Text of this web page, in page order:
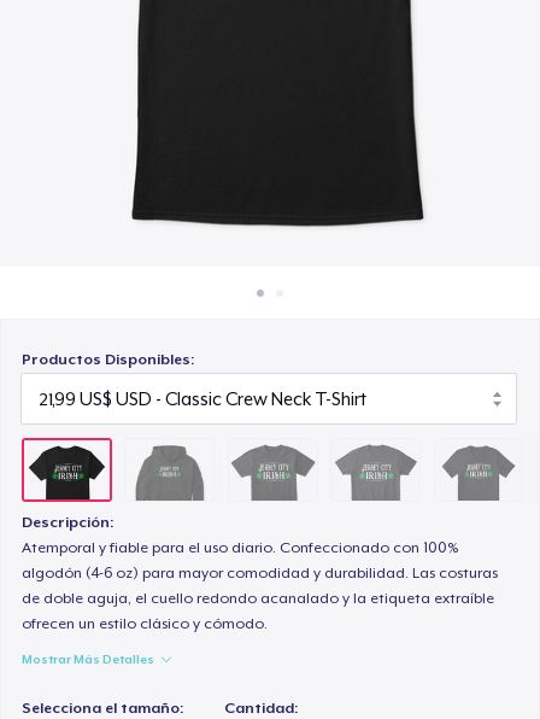
Productos Disponibles:
Descripción:
Atemporal y fiable para el uso diario. Confeccionado con 100%
algodón (4-6 oz) para mayor comodidad y durabilidad. Las costuras
de doble aguja, el cuello redondo acanalado y la etiqueta extraíble
ofrecen un estilo clásico y cómodo.
Mostrar Más Detalles
Selecciona el tamaño: Cantidad:
25,99 US$
22,99 US$
Premium V-Neck Tee
23,99 US$
23,99 US$
Premium V-Neck Tee
24,43 US$